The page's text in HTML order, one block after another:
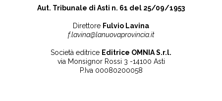
Aut. Tribunale di Asti n. 61 del 25/09/1953
Direttore Fulvio Lavina
f.lavina@lanuovaprovincia.it
Società editrice Editrice OMNIA S.r.l.
via Monsignor Rossi 3 -14100 Asti
P.Iva 00080200058